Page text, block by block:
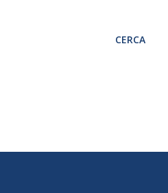
CERCA